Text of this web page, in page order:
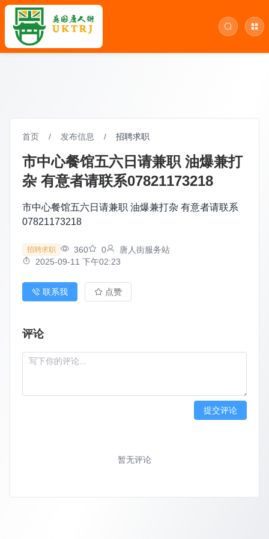
首页 / 发布信息 / 招聘求职
市中心餐馆五六日请兼职 油爆兼打
杂 有意者请联系07821173218
市中心餐馆五六日请兼职 油爆兼打杂 有意者请联系
07821173218
招聘求职 360 0
唐人街服务站
2025-09-11 下午02:23
联系我 点赞
评论
提交评论
暂无评论